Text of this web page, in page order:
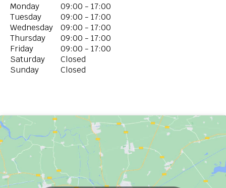
Monday
09:00 - 17:00
Tuesday
09:00 - 17:00
Wednesday
09:00 - 17:00
Thursday
09:00 - 17:00
Friday
09:00 - 17:00
Saturday
Closed
Sunday
Closed